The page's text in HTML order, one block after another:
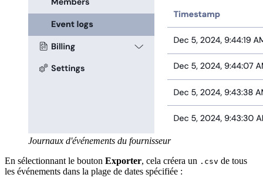
Journaux d'événements du fournisseur
En sélectionnant le bouton Exporter, cela créera un .csv de tous
les événements dans la plage de dates spécifiée :